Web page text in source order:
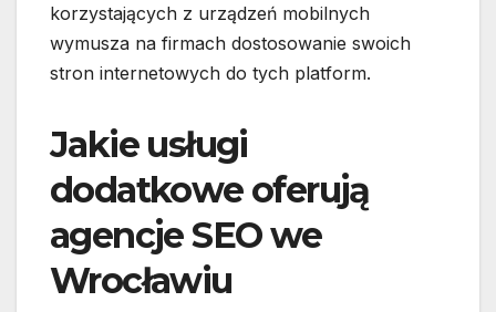
korzystających z urządzeń mobilnych
wymusza na firmach dostosowanie swoich
stron internetowych do tych platform.
Jakie usługi
dodatkowe oferują
agencje SEO we
Wrocławiu